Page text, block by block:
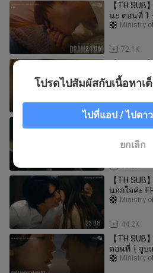
24:06
【TH
นะ ตอนที่ 1
72.1K
Ministry
ลูกชายตระ
จนได้ คนพิเ
34.4K
Ministry
【TH SUB
91.5K
Ministry of
23:38
【TH
นอกใจค่ะ EP 3 - คุณภรรยาครับ
มั้ย
44.2K
Ministry
【TH
ตอนที่ 1 จูบ
Ministry
โปรดไปสัมผัสกับเนื้อหาเ
ไปที่แอป / ไปดา
ยกเลิก